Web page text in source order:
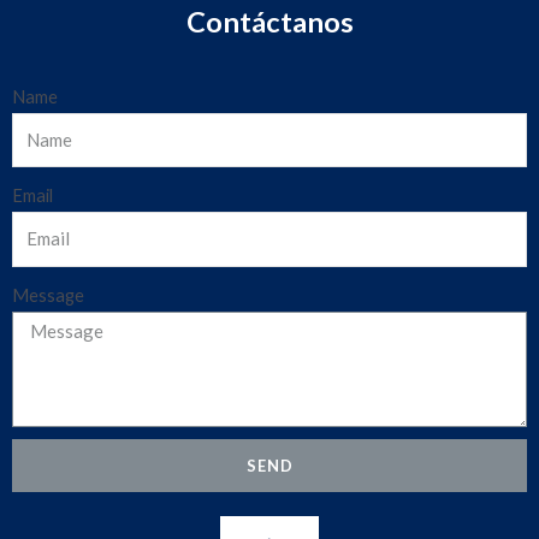
Contáctanos
Name
Email
Message
SEND